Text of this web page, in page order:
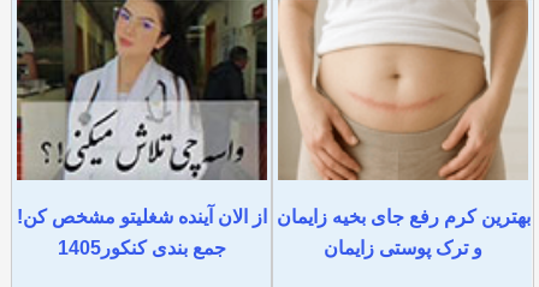
بهترین کرم رفع جای بخیه زایمان
و ترک پوستی زایمان
از الان آینده شغلیتو مشخص کن!
جمع بندی کنکور1405